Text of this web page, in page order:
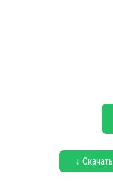
↓ Скачать